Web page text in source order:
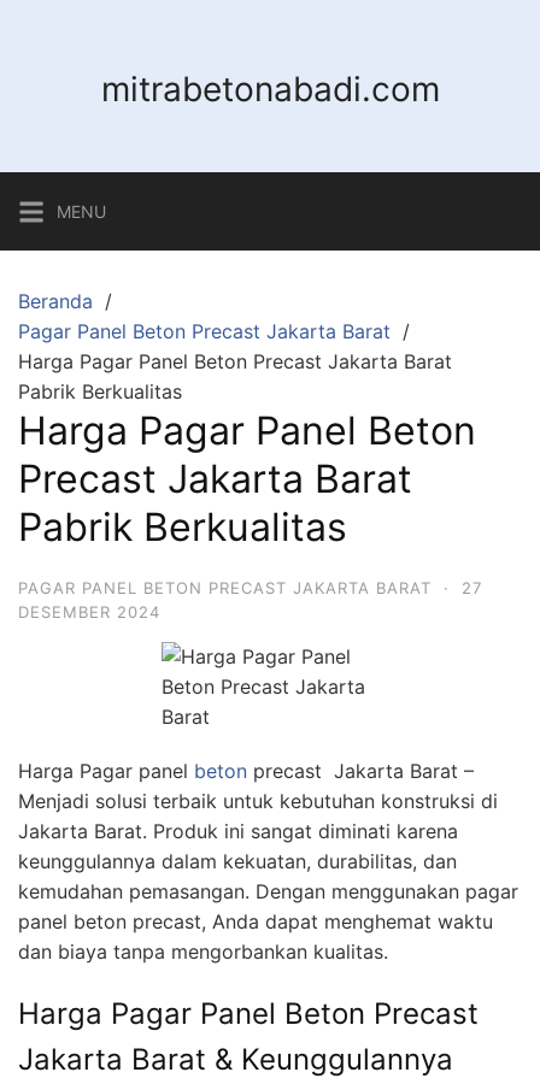
mitrabetonabadi.com
MENU
Beranda
Pagar Panel Beton Precast Jakarta Barat
Harga Pagar Panel Beton Precast Jakarta Barat
Pabrik Berkualitas
Harga Pagar Panel Beton
Precast Jakarta Barat
Pabrik Berkualitas
PAGAR PANEL BETON PRECAST JAKARTA BARAT ·
27
DESEMBER 2024
Harga Pagar panel beton precast Jakarta Barat –
Menjadi solusi terbaik untuk kebutuhan konstruksi di
Jakarta Barat. Produk ini sangat diminati karena
keunggulannya dalam kekuatan, durabilitas, dan
kemudahan pemasangan. Dengan menggunakan pagar
panel beton precast, Anda dapat menghemat waktu
dan biaya tanpa mengorbankan kualitas.
Harga Pagar Panel Beton Precast
Jakarta Barat & Keunggulannya